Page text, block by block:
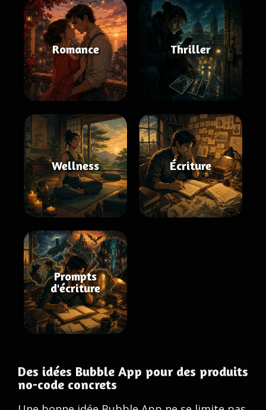
Romance Thriller
Wellness Écriture
Prompts
d'écriture
Des idées Bubble App pour des produits
no-code concrets